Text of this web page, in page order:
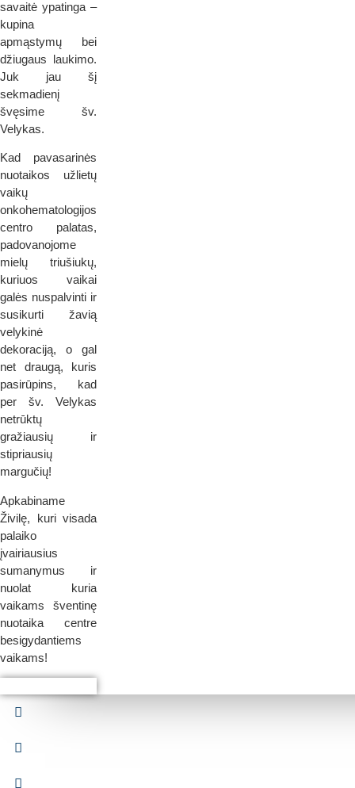
savaitė ypatinga –
kupina
apmąstymų bei
džiugaus laukimo.
Juk jau šį
sekmadienį
švęsime šv.
Velykas.
Kad pavasarinės
nuotaikos užlietų
vaikų
onkohematologijos
centro palatas,
padovanojome
mielų triušiukų,
kuriuos vaikai
galės nuspalvinti ir
susikurti žavią
velykinė
dekoraciją, o gal
net draugą, kuris
pasirūpins, kad
per šv. Velykas
netrūktų
gražiausių ir
stipriausių
margučių!
Apkabiname
Živilę, kuri visada
palaiko
įvairiausius
sumanymus ir
nuolat kuria
vaikams šventinę
nuotaika centre
besigydantiems
vaikams!
beldžiasi
beldžiasi
beldžiasi
beldžiasi
beldžiasi
beldžiasi
beldžiasi
beldžiasi